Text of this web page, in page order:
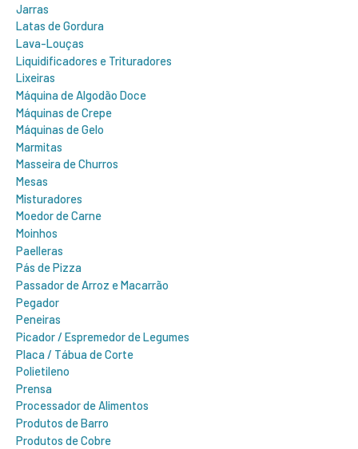
Jarras
Latas de Gordura
Lava-Louças
Liquidificadores e Trituradores
Lixeiras
Máquina de Algodão Doce
Máquinas de Crepe
Máquinas de Gelo
Marmitas
Masseira de Churros
Mesas
Misturadores
Moedor de Carne
Moinhos
Paelleras
Pás de Pizza
Passador de Arroz e Macarrão
Pegador
Peneiras
Picador / Espremedor de Legumes
Placa / Tábua de Corte
Polietileno
Prensa
Processador de Alimentos
Produtos de Barro
Produtos de Cobre